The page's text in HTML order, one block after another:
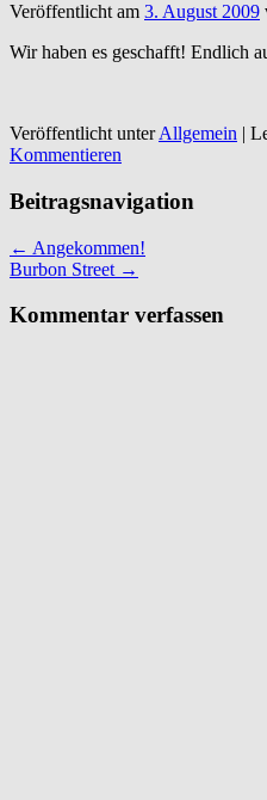
Veröffentlicht am 3. August 2009
Wir haben es geschafft! Endlich
Veröffentlicht unterAllgemein |
Kommentieren
Beitragsnavigation
← Angekommen!
Burbon Street →
Kommentar verfassen